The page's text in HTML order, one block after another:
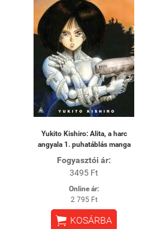
Yukito Kishiro: Alita, a harc
angyala 1. puhatáblás manga
Fogyasztói ár:
3495 Ft
Online ár:
2 795 Ft
 KOSÁRBA